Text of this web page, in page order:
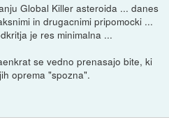
Global Killer asteroida ... danes
in drugacnimi pripomocki ...
je res minimalna ...
se vedno prenasajo bite, ki
oprema "spozna".